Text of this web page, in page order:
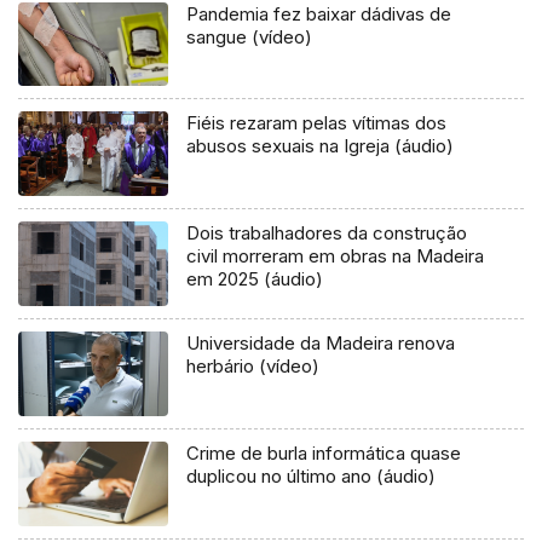
Pandemia fez baixar dádivas de
sangue (vídeo)
Fiéis rezaram pelas vítimas dos
abusos sexuais na Igreja (áudio)
Dois trabalhadores da construção
civil morreram em obras na Madeira
em 2025 (áudio)
Universidade da Madeira renova
herbário (vídeo)
Crime de burla informática quase
duplicou no último ano (áudio)